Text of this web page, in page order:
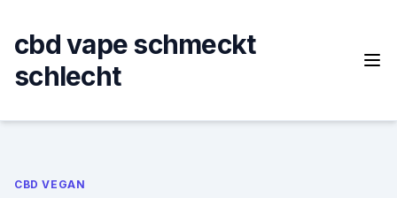
content
cbd vape schmeckt
schlecht
CBD VEGAN